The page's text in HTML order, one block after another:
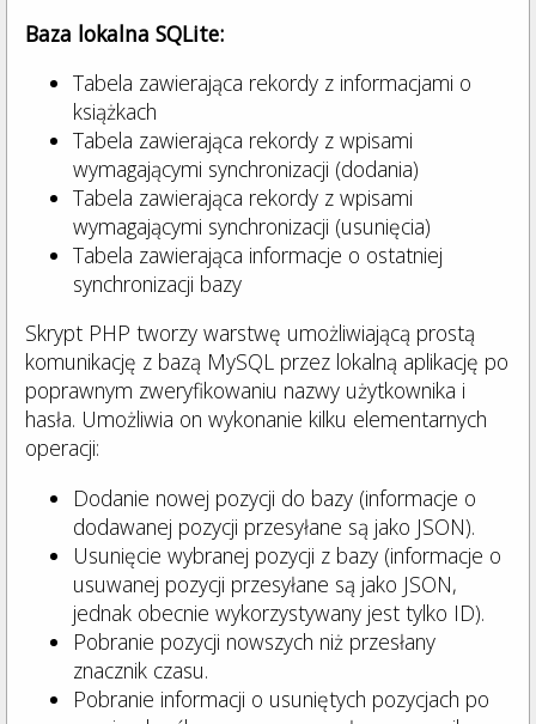
Baza lokalna SQLite:
Tabela zawierająca rekordy z informacjami o
książkach
Tabela zawierająca rekordy z wpisami
wymagającymi synchronizacji (dodania)
Tabela zawierająca rekordy z wpisami
wymagającymi synchronizacji (usunięcia)
Tabela zawierająca informacje o ostatniej
synchronizacji bazy
Skrypt PHP tworzy warstwę umożliwiającą prostą
komunikację z bazą MySQL przez lokalną aplikację po
poprawnym zweryfikowaniu nazwy użytkownika i
hasła. Umożliwia on wykonanie kilku elementarnych
operacji:
Dodanie nowej pozycji do bazy (informacje o
dodawanej pozycji przesyłane są jako JSON).
Usunięcie wybranej pozycji z bazy (informacje o
usuwanej pozycji przesyłane są jako JSON,
jednak obecnie wykorzystywany jest tylko ID).
Pobranie pozycji nowszych niż przesłany
znacznik czasu.
Pobranie informacji o usuniętych pozycjach po